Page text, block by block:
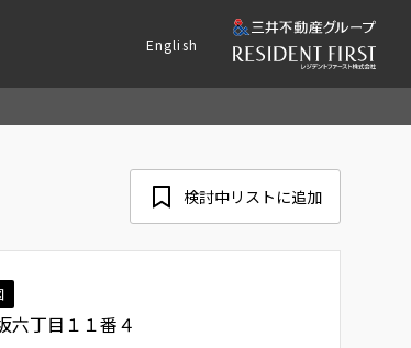
English
検討中リストに追加
六丁目１１番４